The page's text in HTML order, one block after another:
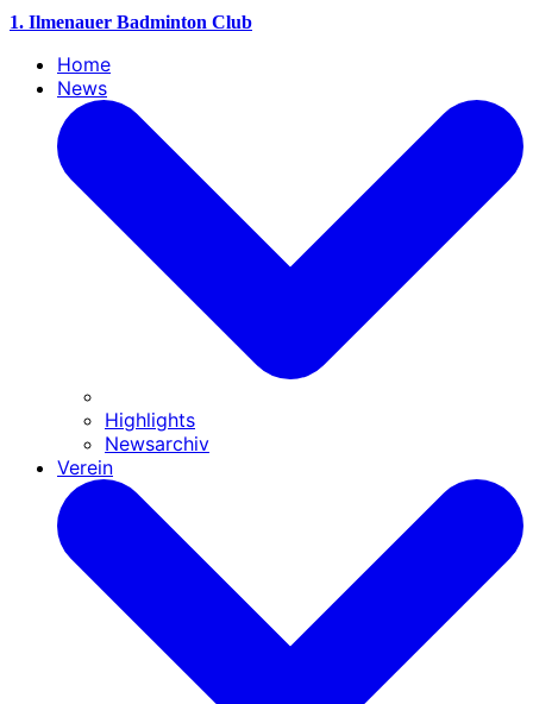
1. Ilmenauer Badminton Club
Home
News
Highlights
Newsarchiv
Verein